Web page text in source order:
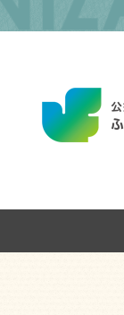
FOR
INTERNAL